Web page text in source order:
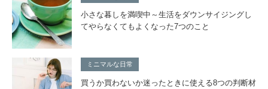
小さな暮しを満喫中～生活をダウンサイジングし
てやらなくてもよくなった7つのこと
ミニマルな日常
買うか買わないか迷ったときに使える8つの判断材